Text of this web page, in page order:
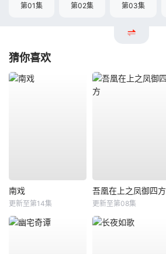
第01集 第02集 第03集
猜你喜欢
南戏
更新至第14集
吾凰在上之凤御四方
更新至第08集